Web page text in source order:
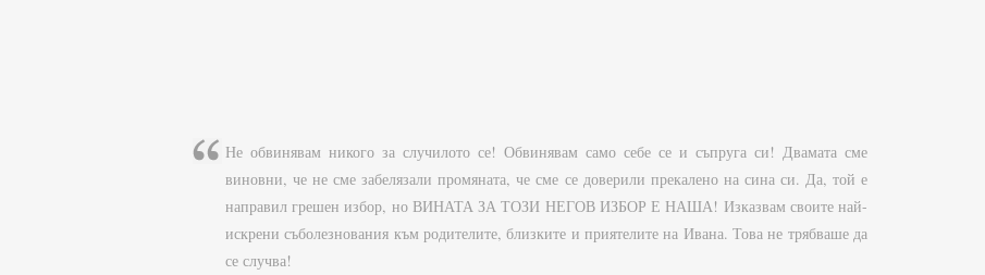
Не обвинявам никого за случилото се! Обвинявам само себе се и съпруга си! Двамата сме
виновни, че не сме забелязали промяната, че сме се доверили прекалено на сина си. Да, той е
направил грешен избор, но ВИНАТА ЗА ТОЗИ НЕГОВ ИЗБОР Е НАША! Изказвам своите най-
искрени съболезнования към родителите, близките и приятелите на Ивана. Това не трябваше да
се случва!